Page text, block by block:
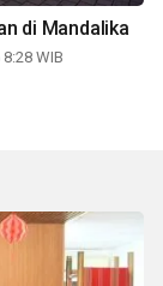
di Mandalika
WIB